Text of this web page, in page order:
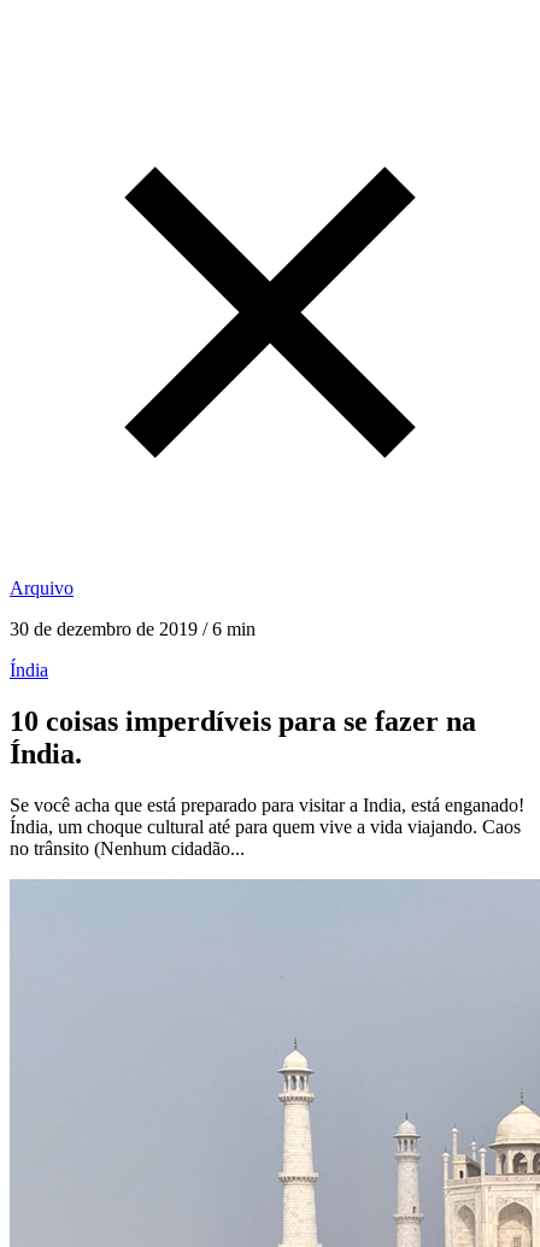
Arquivo
30 de dezembro de 2019 / 6 min
Índia
10 coisas imperdíveis para se fazer na
Índia.
Se você acha que está preparado para visitar a India, está enganado!
Índia, um choque cultural até para quem vive a vida viajando. Caos
no trânsito (Nenhum cidadão...